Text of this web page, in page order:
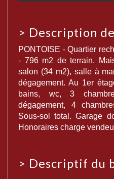
> Description
PONTOISE - Quartier
- 796 m2 de terrain.
salon (34 m2), salle à
dégagement. Au 1er
bains, wc, 3
dégagement, 4
Sous-sol total. Garage
Honoraires charge
> Descriptif du